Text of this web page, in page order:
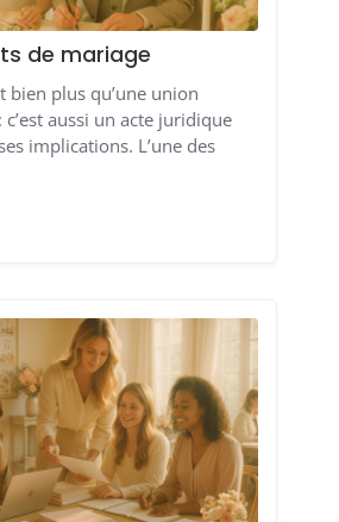
de mariage
bien plus qu’une union
aussi un acte juridique
implications. L’une des